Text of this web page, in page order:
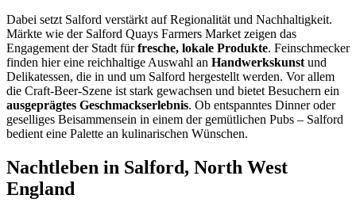
Dabei setzt Salford verstärkt auf Regionalität und Nachhaltigkeit.
Märkte wie der Salford Quays Farmers Market zeigen das
Engagement der Stadt fürfresche, lokale Produkte. Feinschmecker
finden hier eine reichhaltige Auswahl an Handwerkskunst und
Delikatessen, die in und um Salford hergestellt werden. Vor allem
die Craft-Beer-Szene ist stark gewachsen und bietet Besuchern ein
ausgeprägtes Geschmackserlebnis. Ob entspanntes Dinner oder
geselliges Beisammensein in einem der gemütlichen Pubs – Salford
bedient eine Palette an kulinarischen Wünschen.
Nachtleben in Salford, North West
England